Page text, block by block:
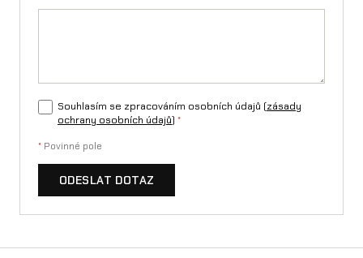
Souhlasím se zpracováním osobních údajů (zásady
ochrany osobních údajů) *
* Povinné pole
ODESLAT DOTAZ